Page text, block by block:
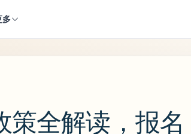
多
策全解读，报名